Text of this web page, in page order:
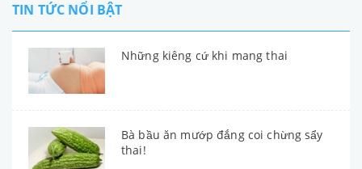
TIN TỨC NỔI BẬT
Những kiêng cứ khi mang thai
Bà bầu ăn mướp đắng coi chừng sẩy
thai!